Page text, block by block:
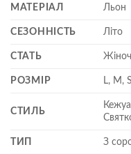
МАТЕРІАЛ Льон
СЕЗОННІСТЬ Літо
СТАТЬ
РОЗМІР L, M, S
СТИЛЬ
ТИП З